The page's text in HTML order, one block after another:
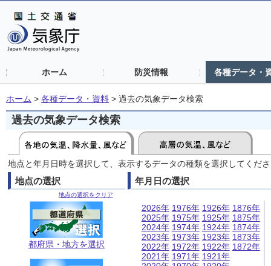
ホーム 防災情報 各種データ・
ホーム > 各種データ・資料 > 過去の気象データ検索
過去の気象データ検索
地点と年月日時を選択して、表示するデータの種類を選択してくだ
地点の選択
地点の選択をクリア
都府県・地方を選択
年月日の選択
2026年
2025年
2024年
2023年
2022年
2021年
1976年
1975年
1974年
1973年
1972年
1971年
1926年
1925年
1924年
1923年
1922年
1921年
1876年
1875年
1874年
1873年
1872年